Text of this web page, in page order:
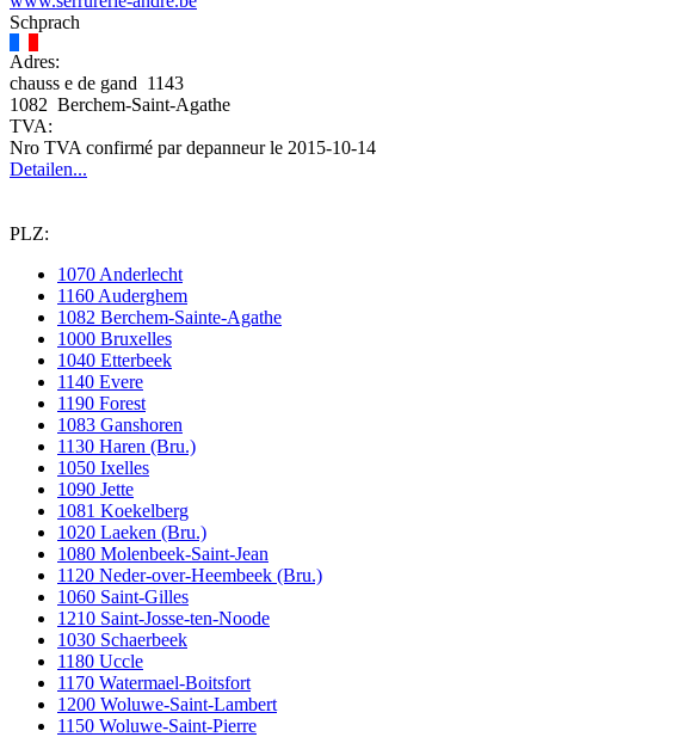
Schprach
Adres:
chauss e de gand 1143
1082 Berchem-Saint-Agathe
TVA:
Nro TVA confirmé par depanneur le 2015-10-14
Detailen...
PLZ:
1070 Anderlecht
1160 Auderghem
1082 Berchem-Sainte-Agathe
1000 Bruxelles
1040 Etterbeek
1140 Evere
1190 Forest
1083 Ganshoren
1130 Haren (Bru.)
1050 Ixelles
1090 Jette
1081 Koekelberg
1020 Laeken (Bru.)
1080 Molenbeek-Saint-Jean
1120 Neder-over-Heembeek (Bru.)
1060 Saint-Gilles
1210 Saint-Josse-ten-Noode
1030 Schaerbeek
1180 Uccle
1170 Watermael-Boitsfort
1200 Woluwe-Saint-Lambert
1150 Woluwe-Saint-Pierre